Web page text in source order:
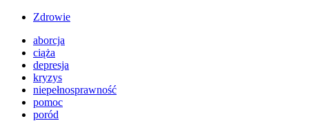
Zdrowie
aborcja
ciąża
depresja
kryzys
niepełnosprawność
pomoc
poród